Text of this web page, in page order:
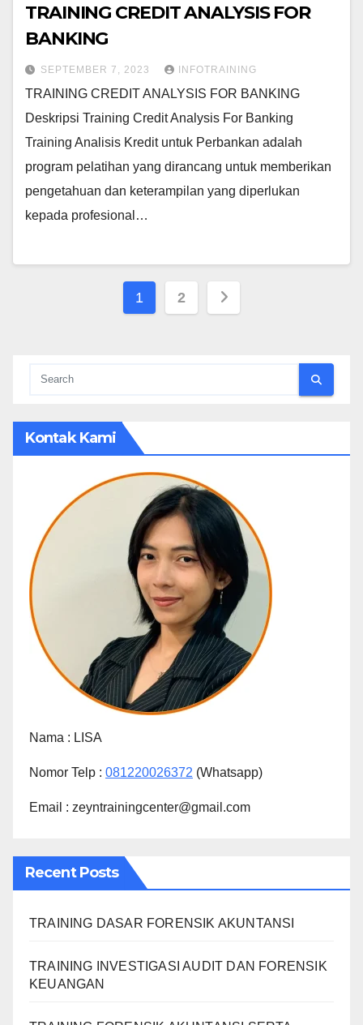
TRAINING CREDIT ANALYSIS FOR
BANKING
SEPTEMBER 7, 2023 INFOTRAINING
TRAINING CREDIT ANALYSIS FOR BANKING
Deskripsi Training Credit Analysis For Banking
Training Analisis Kredit untuk Perbankan adalah
program pelatihan yang dirancang untuk memberikan
pengetahuan dan keterampilan yang diperlukan
kepada profesional…
Posts
1 2
Kontak Kami
Nama : LISA
Nomor Telp : 081220026372 (Whatsapp)
Email : zeyntrainingcenter@gmail.com
Recent Posts
TRAINING DASAR FORENSIK AKUNTANSI
TRAINING INVESTIGASI AUDIT DAN FORENSIK
KEUANGAN